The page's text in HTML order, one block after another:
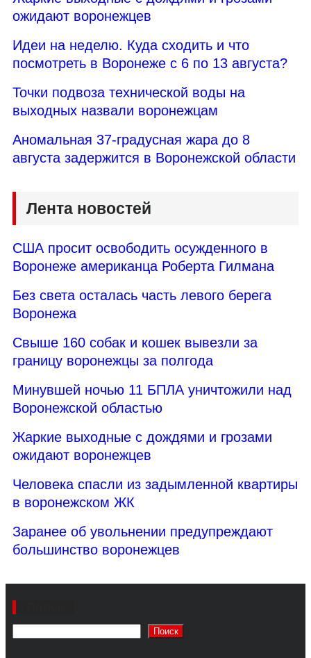
ожидают воронежцев
Идеи на неделю. Куда сходить и что
посмотреть в Воронеже с 6 по 13 августа?
Точки подвоза технической воды на
выходных назвали воронежцам
Аномальная 37-градусная жара до 8
августа задержится в Воронежской области
Лента новостей
США просит освободить осужденного в
Воронеже американца Роберта Гилмана
Без света осталась часть левого берега
Воронежа
Свыше 160 собак и кошек вывезли за
границу воронежцы за полгода
Минувшей ночью 11 БПЛА уничтожили над
Воронежской областью
Жаркие выходные с дождями и грозами
ожидают воронежцев
Человека спасли из задымленной квартиры
в воронежском ЖК
Заранее об увольнении предупреждают
большинство воронежцев
Поиск